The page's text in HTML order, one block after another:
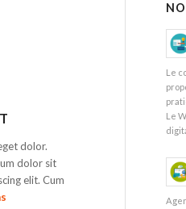
dolor.
dolor sit
elit. Cum
Le
Le